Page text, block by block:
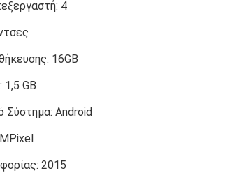
4
16GB
1,5 GB
Σύστημα: Android
2015